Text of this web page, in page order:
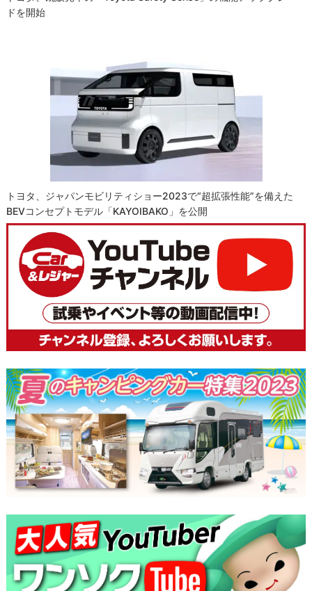
ドを開始
トヨタ、ジャパンモビリティショー2023で“超拡張性能”を備えた
BEVコンセプトモデル「KAYOIBAKO」を公開